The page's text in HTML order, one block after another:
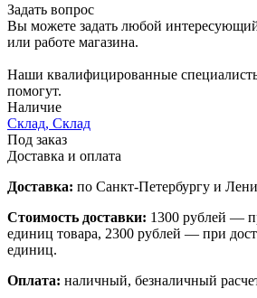
Задать вопрос
Вы можете задать любой
или работе магазина.
Наши квалифицированные
помогут.
Наличие
Склад, Склад
Под заказ
Доставка и оплата
Доставка: по Санкт-Петербургу и
Стоимость доставки: 1300 рублей —
единиц товара, 2300 рублей — при
единиц.
Оплата: наличный, безналичный